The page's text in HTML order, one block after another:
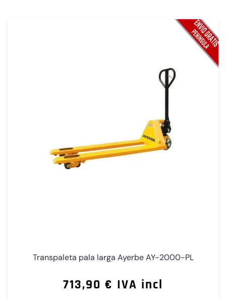
Transpaleta pala larga Ayerbe AY-2000-PL
713,90 € IVA incl